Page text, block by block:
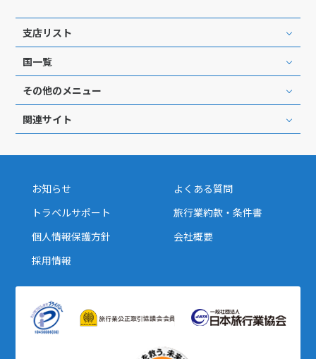
支店リスト
国一覧
その他のメニュー
関連サイト
お知らせ
よくある質問
トラベルサポート
旅行業約款・条件書
個人情報保護方針
会社概要
採用情報